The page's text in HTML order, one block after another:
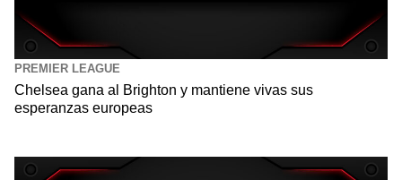
PREMIER LEAGUE
Chelsea gana al Brighton y mantiene vivas sus
esperanzas europeas